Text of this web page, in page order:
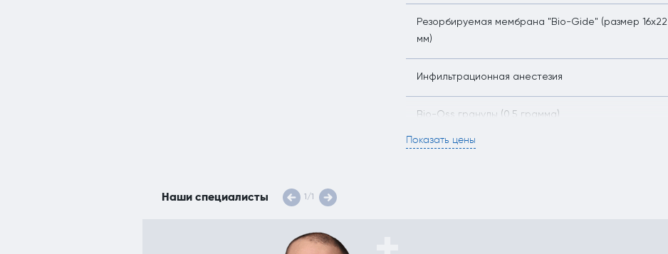
Резорбируемая мембрана "Bio-Gide" (размер 16х22
мм)
Инфильтрационная анестезия
Bio-Oss гранулы (0,5 грамма)
Показать цены
Наши специалисты 1 /1